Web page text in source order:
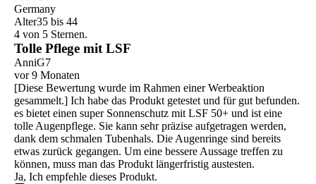
Germany
Alter35 bis 44
4 von 5 Sternen.
Tolle Pflege mit LSF
AnniG7
vor 9 Monaten
[Diese Bewertung wurde im Rahmen einer Werbeaktion
gesammelt.] Ich habe das Produkt getestet und für gut befunden.
es bietet einen super Sonnenschutz mit LSF 50+ und ist eine
tolle Augenpflege. Sie kann sehr präzise aufgetragen werden,
dank dem schmalen Tubenhals. Die Augenringe sind bereits
etwas zurück gegangen. Um eine bessere Aussage treffen zu
können, muss man das Produkt längerfristig austesten.
Ja, Ich empfehle dieses Produkt.